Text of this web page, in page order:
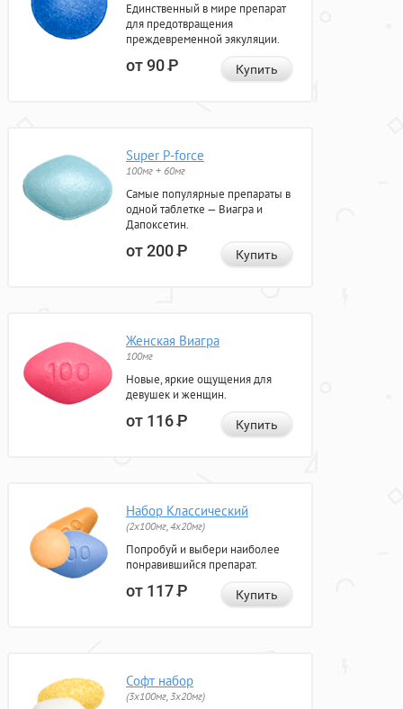
Единственный в мире препарат
для предотвращения
преждевременной эякуляции.
от 90Р Купить
Super P-force
100мг + 60мг
Самые популярные препараты в
одной таблетке — Виагра и
Дапоксетин.
от 200Р Купить
Женская Виагра
100мг
Новые, яркие ощущения для
девушек и женщин.
от 116Р Купить
Набор Классический
(2x100мг, 4x20мг)
Попробуй и выбери наиболее
понравившийся препарат.
от 117Р Купить
Софт набор
(3x100мг, 3x20мг)